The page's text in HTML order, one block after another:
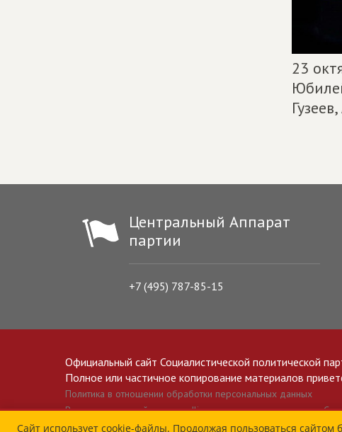
23
Центральный Аппарат
партии
+7 (495) 787-85-15
Официальный сайт Социалистической политической
Полное или частичное копирование материалов
Политика в отношении обработки персональных данных
Все материалы сайта spravedlivo.ru доступны по лицензии
Сайт использует cookie-файлы. Продолжая пользоваться сайтом